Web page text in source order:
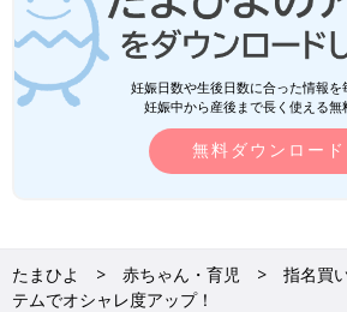
妊娠日数や生後日数に合った情報を
妊娠中から産後まで長く使える無
無料ダウンロード
たまひよ 赤ちゃん・育児
指名買
テムでオシャレ度アップ！